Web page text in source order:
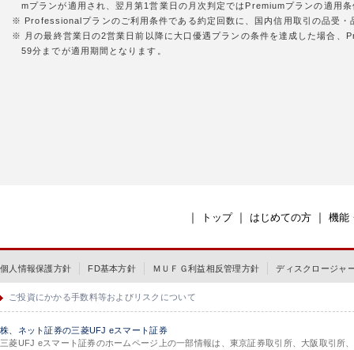
mプランが適用され、翌月第1営業日の月次判定ではPremiumプランの適用
※ Professionalプランのご利用条件である約定回数に、国内信用取引の品受
※ 月の最終営業日の2営業日前以降に大口優遇プランの条件を達成した場合
59分までが適用期間となります。
｜ トップ｜ はじめての方 ｜ 機能
個人情報保護方針 FD基本方針 ＭＵＦＧ利益相反管理方針 ディスクロージャ
ご投資にかかる手数料等およびリスクについて
株、ネット証券の三菱UFJ eスマート証券
三菱UFJ eスマート証券のホームページ上の一部情報は、東京証券取引所、大阪取引